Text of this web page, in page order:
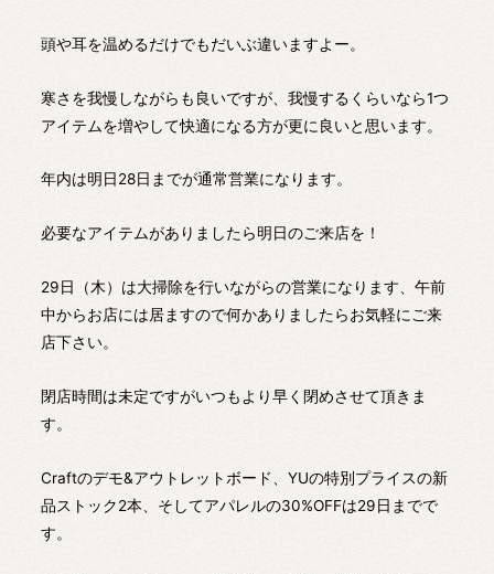
頭や耳を温めるだけでもだいぶ違いますよー。
寒さを我慢しながらも良いですが、我慢するくらいなら1つ
アイテムを増やして快適になる方が更に良いと思います。
年内は明日28日までが通常営業になります。
必要なアイテムがありましたら明日のご来店を！
29日（木）は大掃除を行いながらの営業になります、午前
中からお店には居ますので何かありましたらお気軽にご来
店下さい。
閉店時間は未定ですがいつもより早く閉めさせて頂きま
す。
Craftのデモ&アウトレットボード、YUの特別プライスの新
品ストック2本、そしてアパレルの30%OFFは29日までで
す。